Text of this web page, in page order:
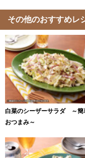
その他のおすすめレ
白菜のシーザーサラダ ～
おつまみ～